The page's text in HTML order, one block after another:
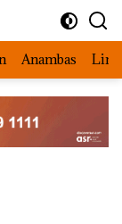
Anambas